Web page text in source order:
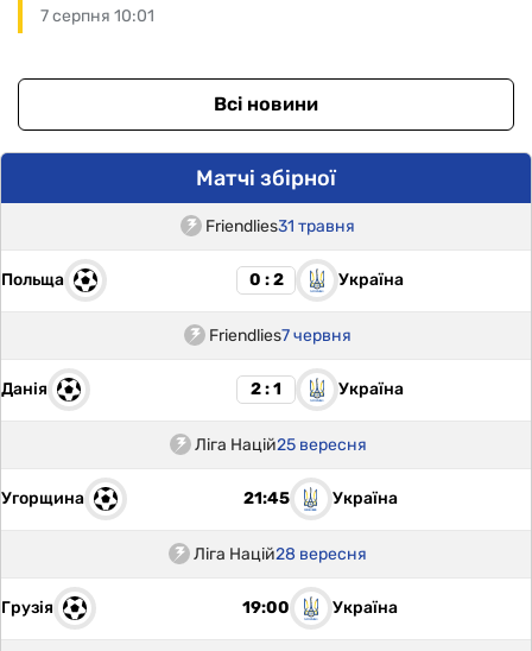
7 серпня 10:01
Всі новини
Матчі збірної
Friendlies31 травня
Польща 0 : 2 Україна
Friendlies7 червня
Данія 2 : 1 Україна
Ліга Націй25 вересня
Угорщина 21:45 Україна
Ліга Націй28 вересня
Грузія 19:00 Україна